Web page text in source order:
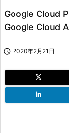
Google Cloud
Google Cloud
 2020年2月21日